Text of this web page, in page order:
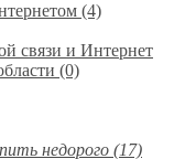
(4)
связи и Интернет
(0)